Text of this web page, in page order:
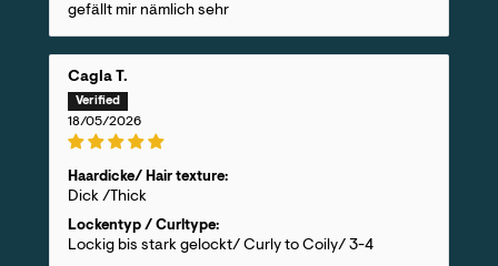
gefällt mir nämlich sehr
Cagla T.
18/05/2026
Haardicke/ Hair texture:
Dick /Thick
Lockentyp / Curltype:
Lockig bis stark gelockt/ Curly to Coily/ 3-4